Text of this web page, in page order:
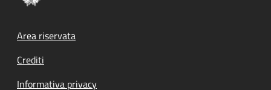
Footer menu
Area riservata
Crediti
Informativa privacy